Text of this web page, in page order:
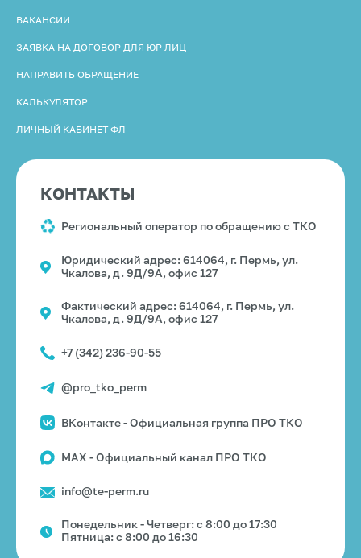
ВАКАНСИИ
ЗАЯВКА НА ДОГОВОР ДЛЯ ЮР ЛИЦ
НАПРАВИТЬ ОБРАЩЕНИЕ
КАЛЬКУЛЯТОР
ЛИЧНЫЙ КАБИНЕТ ФЛ
КОНТАКТЫ
Региональный оператор по обращению с ТКО
Юридический адрес: 614064, г. Пермь, ул.
Чкалова, д. 9Д/9А, офис 127
Фактический адрес: 614064, г. Пермь, ул.
Чкалова, д. 9Д/9А, офис 127
+7 (342) 236-90-55
@pro_tko_perm
ВКонтакте - Официальная группа ПРО ТКО
MAX - Официальный канал ПРО ТКО
info@te-perm.ru
Понедельник - Четверг: с 8:00 до 17:30
Пятница: с 8:00 до 16:30